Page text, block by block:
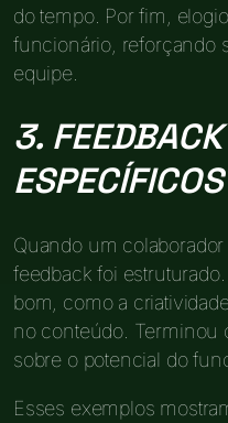
do tempo. Por fim,
funcionário, reforçando
equipe.
3.
ESPECÍFICOS
Quando um
feedback foi
bom, como a
no conteúdo. Terminou
sobre o potencial do
Esses exemplos